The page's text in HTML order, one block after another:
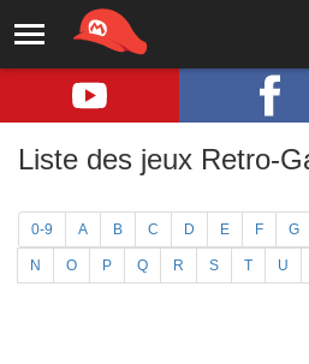
Liste des jeux Retro-
0-9 A B C D E F G
N O P Q R S T U